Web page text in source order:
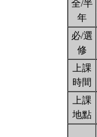
全/半
年
必/選
修
上課
時間
上課
地點